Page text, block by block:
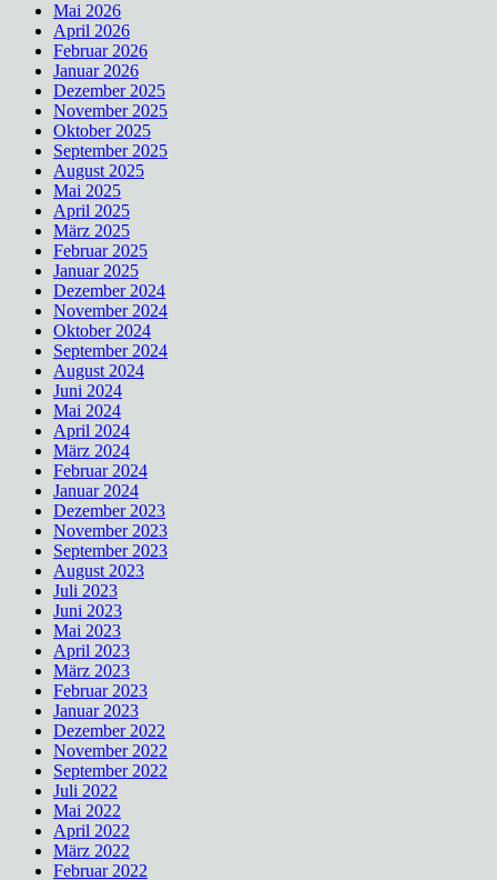
Mai 2026
April 2026
Februar 2026
Januar 2026
Dezember 2025
November 2025
Oktober 2025
September 2025
August 2025
Mai 2025
April 2025
März 2025
Februar 2025
Januar 2025
Dezember 2024
November 2024
Oktober 2024
September 2024
August 2024
Juni 2024
Mai 2024
April 2024
März 2024
Februar 2024
Januar 2024
Dezember 2023
November 2023
September 2023
August 2023
Juli 2023
Juni 2023
Mai 2023
April 2023
März 2023
Februar 2023
Januar 2023
Dezember 2022
November 2022
September 2022
Juli 2022
Mai 2022
April 2022
März 2022
Februar 2022